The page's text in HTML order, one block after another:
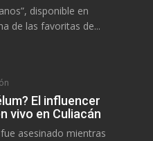
disponible en
de las favoritas de...
El influencer
vivo en Culiacán
asesinado mientras